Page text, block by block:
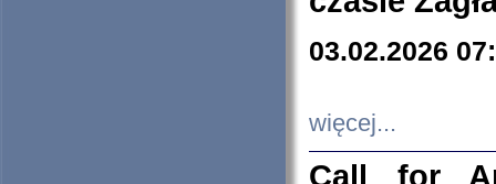
03.02.2026
więcej...
Call for